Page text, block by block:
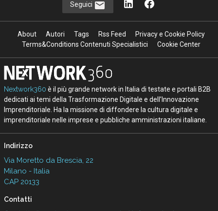
Seguici
About Autori Tags Rss Feed
Privacy e Cookie Policy
Terms&Conditions Contenuti Specialistici
Cookie Center
Nextwork360 è il più grande network in Italia di testate e portali B2B
dedicati ai temi della Trasformazione Digitale e dell’Innovazione
Imprenditoriale. Ha la missione di diffondere la cultura digitale e
imprenditoriale nelle imprese e pubbliche amministrazioni italiane.
Indirizzo
Via Moretto da Brescia, 22
Milano - Italia
CAP 20133
Contatti